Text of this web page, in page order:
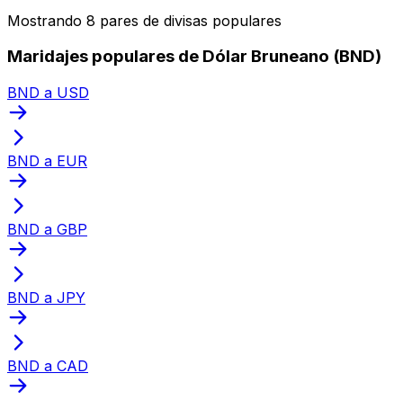
Mostrando 8 pares de divisas populares
Maridajes populares de Dólar Bruneano (BND)
BND a USD
BND a EUR
BND a GBP
BND a JPY
BND a CAD